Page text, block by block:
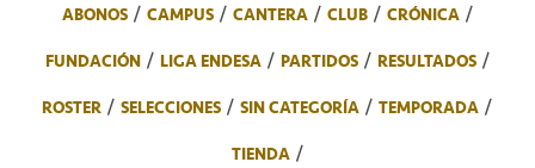
ABONOS CAMPUS CANTERA CLUB
CRÓNICA
FUNDACIÓN
LIGA ENDESA PARTIDOS
RESULTADOS
ROSTER
SELECCIONES SIN CATEGORÍA
TEMPORADA
TIENDA